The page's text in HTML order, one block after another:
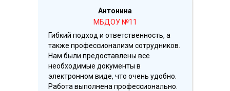
Гибкий подход и ответственность, а
также профессионализм сотрудников.
Нам были предоставлены все
необходимые документы в
электронном виде, что очень удобно.
Работа выполнена профессионально.
Антонина
МБДОУ №11